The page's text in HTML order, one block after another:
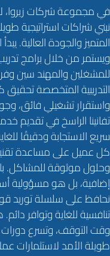
في مجموعة شركات زيروا،
نبني شراكات استراتيجية
المتميز والجودة العالية.
ويستمر من خلال برامج
للمشغلين والمهند سين
التدريبية المتخصصة
واستقرار تشغيلي فائق،
تفانينا الراسخ في تقديم
سريع الاستجابة ودقيقًا
كل عميل على مساعدة تقنية
وحلول موثوقة للمشاكل.
إضافية، بل هو مسؤولية
نحافظ على سلسلة توريد
تنافسية للغاية وتوافر
وقت التوقف، وتسرع دورات
طويلة الأمد لاستثمارات